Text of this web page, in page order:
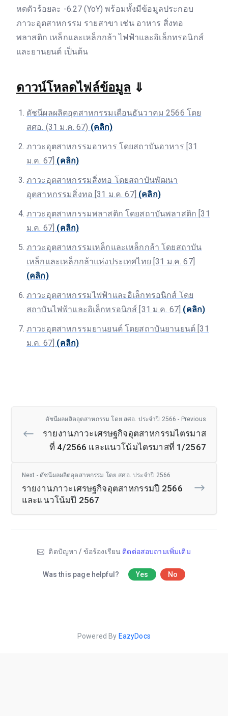
หดตัวร้อยละ -6.27 (YoY) พร้อมทั้งมีข้อมูลประกอบ
ภาวะอุตสาหกรรม รายสาขา เช่น อาหาร สิ่งทอ
พลาสติก เหล็กและเหล็กกล้า ไฟฟ้าและอิเล็กทรอนิกส์
และยานยนต์ เป็นต้น
ดาวน์โหลดไฟล์ข้อมูล ⇓
ดัชนีผลผลิตอุตสาหกรรมเดือนธันวาคม 2566 โดย
สศอ. (31 ม.ค. 67) (คลิก)
ภาวะอุตสาหกรรมอาหาร โดยสถาบันอาหาร [31
ม.ค. 67] (คลิก)
ภาวะอุตสาหกรรมสิ่งทอ โดยสถาบันพัฒนา
อุตสาหกรรมสิ่งทอ [31 ม.ค. 67] (คลิก)
ภาวะอุตสาหกรรมพลาสติก โดยสถาบันพลาสติก [31
ม.ค. 67] (คลิก)
ภาวะอุตสาหกรรมเหล็กและเหล็กกล้า โดยสถาบัน
เหล็กและเหล็กกล้าแห่งประเทศไทย [31 ม.ค. 67]
(คลิก)
ภาวะอุตสาหกรรมไฟฟ้าและอิเล็กทรอนิกส์ โดย
สถาบันไฟฟ้าและอิเล็กทรอนิกส์ [31 ม.ค. 67] (คลิก)
ภาวะอุตสาหกรรมยานยนต์ โดยสถาบันยานยนต์ [31
ม.ค. 67] (คลิก)
ดัชนีผลผลิตอุตสาหกรรม โดย สศอ. ประจำปี 2566 - Previous
รายงานภาวะเศรษฐกิจอุตสาหกรรมไตรมาส
ที่ 4/2566 และแนวโน้มไตรมาสที่ 1/2567
Next - ดัชนีผลผลิตอุตสาหกรรม โดย สศอ. ประจำปี 2566
รายงานภาวะเศรษฐกิจอุตสาหกรรมปี 2566
และแนวโน้มปี 2567
ติดปัญหา / ข้อร้องเรียน ติดต่อสอบถามเพิ่มเติม
Was this page helpful? Yes No
Powered By EazyDocs